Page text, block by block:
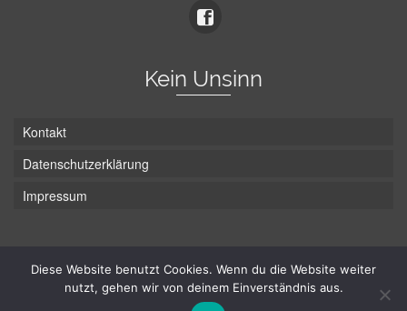
Kein Unsinn
Kontakt
Datenschutzerklärung
Impressum
© Hans-Wurst.net - Gute Laune seit 2005
Diese Website benutzt Cookies. Wenn du die Website weiter
nutzt, gehen wir von deinem Einverständnis aus.